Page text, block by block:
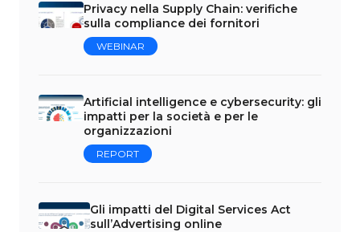
Privacy nella Supply Chain: verifiche
sulla compliance dei fornitori
WEBINAR
Artificial intelligence e cybersecurity: gli
impatti per la società e per le
organizzazioni
REPORT
Gli impatti del Digital Services Act
sull’Advertising online